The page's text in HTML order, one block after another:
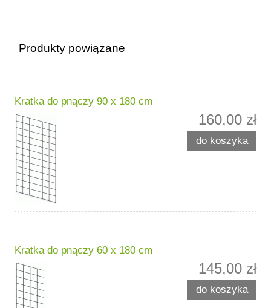
Produkty powiązane
Kratka do pnączy 90 x 180 cm
160,00 zł
do koszyka
Kratka do pnączy 60 x 180 cm
145,00 zł
do koszyka